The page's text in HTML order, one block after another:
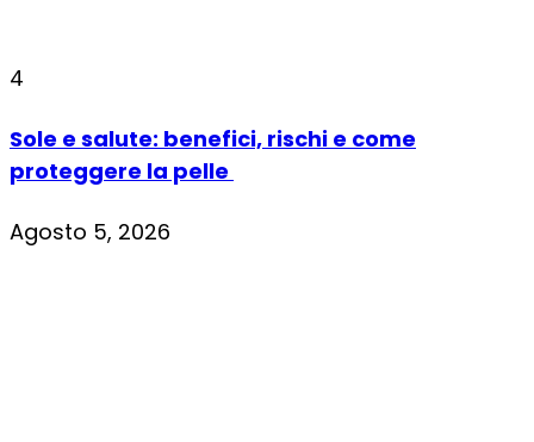
4
Sole e salute: benefici, rischi e come
proteggere la pelle
Agosto 5, 2026